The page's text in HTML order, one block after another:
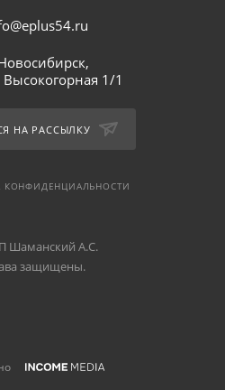
Высокогорная 1/1
НА РАССЫЛКУ
КОНФИДЕНЦИАЛЬНОСТИ
Шаманский А.С.
защищены.